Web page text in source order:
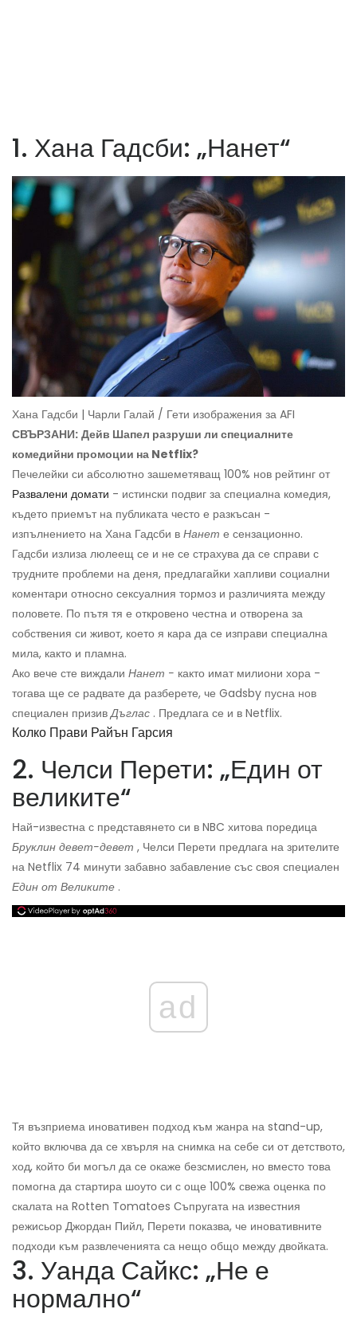
1. Хана Гадсби: „Нанет“
Хана Гадсби | Чарли Галай / Гети изображения за AFI
СВЪРЗАНИ: Дейв Шапел разруши ли специалните
комедийни промоции на Netflix?
Печелейки си абсолютно зашеметяващ 100% нов рейтинг от
Развалени домати - истински подвиг за специална комедия,
където приемът на публиката често е разкъсан -
изпълнението на Хана Гадсби в Нанет е сензационно.
Гадсби излиза люлеещ се и не се страхува да се справи с
трудните проблеми на деня, предлагайки хапливи социални
коментари относно сексуалния тормоз и различията между
половете. По пътя тя е откровено честна и отворена за
собствения си живот, което я кара да се изправи специална
мила, както и пламна.
Ако вече сте виждали Нанет - както имат милиони хора -
тогава ще се радвате да разберете, че Gadsby пусна нов
специален призивДъглас . Предлага се и в Netflix.
Колко Прави Райън Гарсия
2. Челси Перети: „Един от
великите“
Най-известна с представянето си в NBC хитова поредица
Бруклин девет-девет , Челси Перети предлага на зрителите
на Netflix 74 минути забавно забавление със своя специален
Един от Великите .
ad
Тя възприема иновативен подход към жанра на stand-up,
който включва да се хвърля на снимка на себе си от детството,
ход, който би могъл да се окаже безсмислен, но вместо това
помогна да стартира шоуто си с още 100% свежа оценка по
скалата на Rotten Tomatoes Съпругата на известния
режисьор Джордан Пийл, Перети показва, че иновативните
подходи към развлеченията са нещо общо между двойката.
3. Уанда Сайкс: „Не е
нормално“